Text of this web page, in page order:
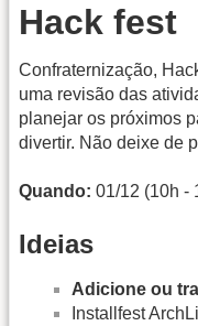
Hack fest
Confraternização,
uma revisão das
planejar os próximos
divertir. Não deixe de
Quando: 01/12 (10h -
Ideias
Adicione ou
Installfest